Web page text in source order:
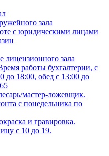
зала
с юридическими лицами
лицензионного зала
работы бухгалтерии, с
до 18:00, обед с 13:00 до
мастер-ложевщик.
с понедельника по
и гравировка.
с 10 до 19.